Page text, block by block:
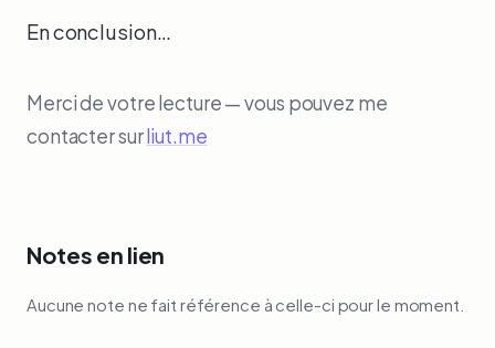
En conclusion…
Merci de votre lecture — vous pouvez me
contacter surliut.me
Notes en lien
Aucune note ne fait référence à celle-ci pour le moment.